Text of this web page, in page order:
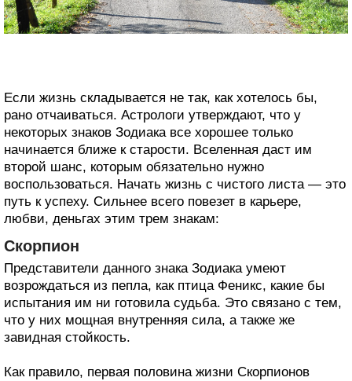
Если жизнь складывается не так, как хотелось бы,
рано отчаиваться. Астрологи утверждают, что у
некоторых знаков Зодиака все хорошее только
начинается ближе к старости. Вселенная даст им
второй шанс, которым обязательно нужно
воспользоваться. Начать жизнь с чистого листа — это
путь к успеху. Сильнее всего повезет в карьере,
любви, деньгах этим трем знакам:
Скорпион
Представители данного знака Зодиака умеют
возрождаться из пепла, как птица Феникс, какие бы
испытания им ни готовила судьба. Это связано с тем,
что у них мощная внутренняя сила, а также же
завидная стойкость.
Как правило, первая половина жизни Скорпионов